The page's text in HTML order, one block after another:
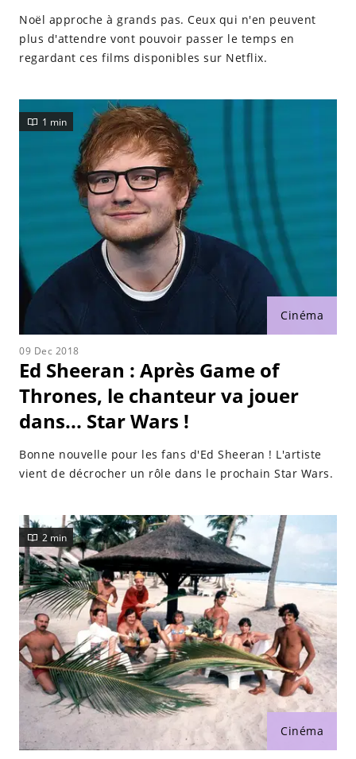
Noël approche à grands pas. Ceux qui n'en peuvent
plus d'attendre vont pouvoir passer le temps en
regardant ces films disponibles sur Netflix.
Cinéma
1 min
09 Dec 2018
Ed Sheeran : Après Game of
Thrones, le chanteur va jouer
dans... Star Wars !
Bonne nouvelle pour les fans d'Ed Sheeran ! L'artiste
vient de décrocher un rôle dans le prochain Star Wars.
Cinéma
2 min